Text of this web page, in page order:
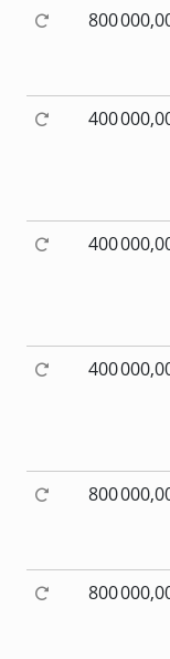
800
400
400
400
800
800